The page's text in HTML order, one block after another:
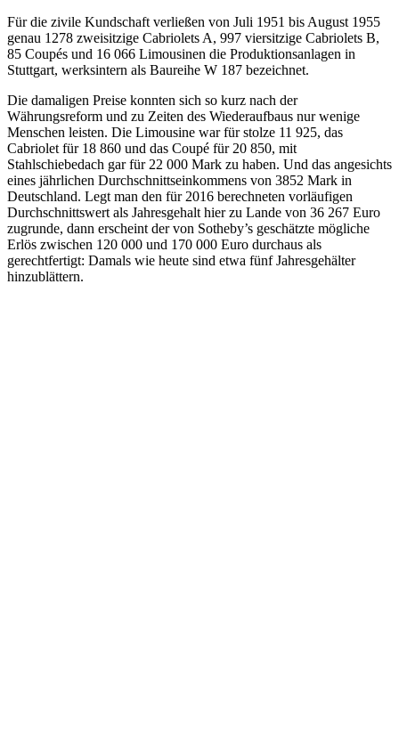
Für die zivile Kundschaft verließen von Juli 1951 bis August 1955
genau 1278 zweisitzige Cabriolets A, 997 viersitzige Cabriolets B,
85 Coupés und 16 066 Limousinen die Produktionsanlagen in
Stuttgart, werksintern als Baureihe W 187 bezeichnet.
Die damaligen Preise konnten sich so kurz nach der
Währungsreform und zu Zeiten des Wiederaufbaus nur wenige
Menschen leisten. Die Limousine war für stolze 11 925, das
Cabriolet für 18 860 und das Coupé für 20 850, mit
Stahlschiebedach gar für 22 000 Mark zu haben. Und das angesichts
eines jährlichen Durchschnittseinkommens von 3852 Mark in
Deutschland. Legt man den für 2016 berechneten vorläufigen
Durchschnittswert als Jahresgehalt hier zu Lande von 36 267 Euro
zugrunde, dann erscheint der von Sotheby’s geschätzte mögliche
Erlös zwischen 120 000 und 170 000 Euro durchaus als
gerechtfertigt: Damals wie heute sind etwa fünf Jahresgehälter
hinzublättern.